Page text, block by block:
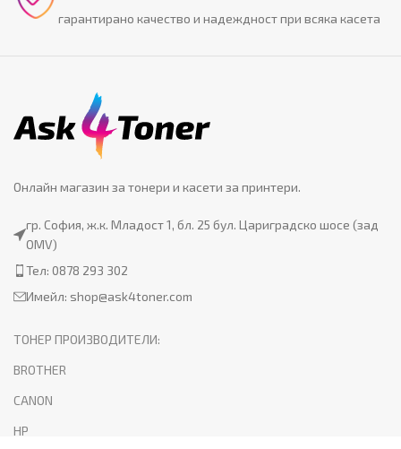
гарантирано качество и надеждност при всяка касета
Онлайн магазин за тонери и касети за принтери.
гр. София, ж.к. Младост 1, бл. 25 бул. Цариградско шосе (зад
OMV)
Тел: 0878 293 302
Имейл: shop@ask4toner.com
ТОНЕР ПРОИЗВОДИТЕЛИ:
BROTHER
CANON
HP